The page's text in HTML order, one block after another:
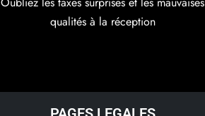
qualités à la réception